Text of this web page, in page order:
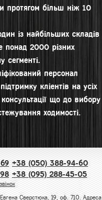
протягом більш ніж 10
із найбільших складів
понад 2000 різних
сегменті.
персонал
кліентів на усіх
що до вибору
ходимості.
+38 (050) 388-94-60
+38 (095) 288-45-05
Сверстюка, 19, оф. 710. Адреса